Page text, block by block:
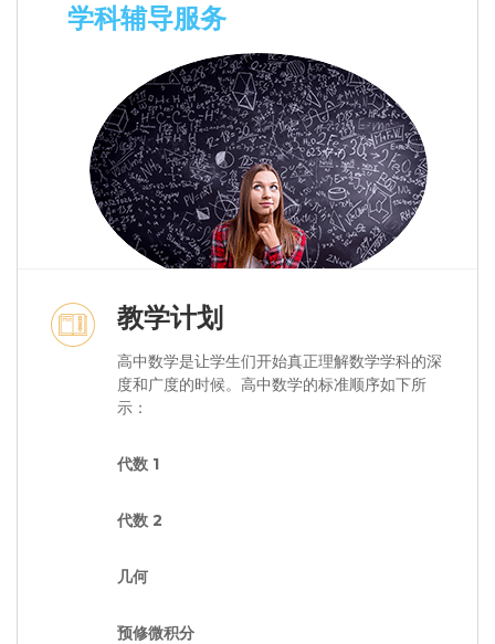
学科辅导服务
教学计划
高中数学是让学生们开始真正理解数学学科的深
度和广度的时候。高中数学的标准顺序如下所
示：
代数 1
代数 2
几何
预修微积分